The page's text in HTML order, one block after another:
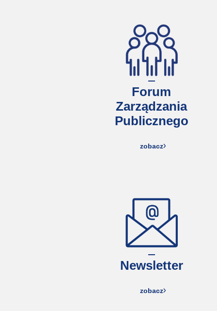
Forum
Zarządzania
Publicznego
zobacz
Newsletter
zobacz